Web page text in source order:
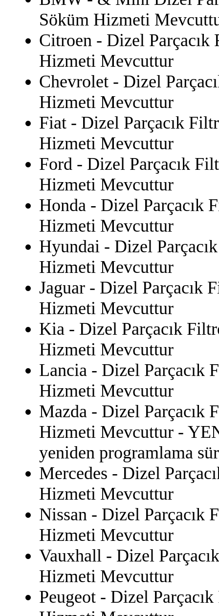
Söküm Hizmeti
Citroen - Dizel Parçacık
Hizmeti Mevcuttur
Chevrolet - Dizel
Hizmeti Mevcuttur
Fiat - Dizel Parçacık
Hizmeti Mevcuttur
Ford - Dizel Parçacık
Hizmeti Mevcuttur
Honda - Dizel Parçacık
Hizmeti Mevcuttur
Hyundai - Dizel
Hizmeti Mevcuttur
Jaguar - Dizel Parçacık
Hizmeti Mevcuttur
Kia - Dizel Parçacık
Hizmeti Mevcuttur
Lancia - Dizel Parçacık
Hizmeti Mevcuttur
Mazda - Dizel Parçacık
Hizmeti Mevcuttur -
yeniden programlama
Mercedes - Dizel
Hizmeti Mevcuttur
Nissan - Dizel Parçacık
Hizmeti Mevcuttur
Vauxhall - Dizel
Hizmeti Mevcuttur
Peugeot - Dizel